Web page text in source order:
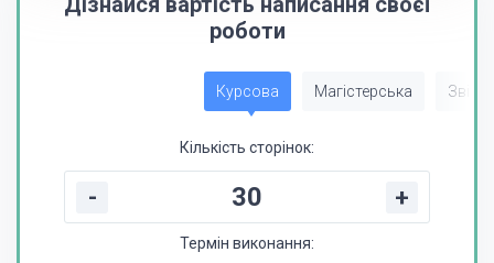
роботи
Курсова Магістерська Звіт
Кількість сторінок:
- +
Термін виконання: